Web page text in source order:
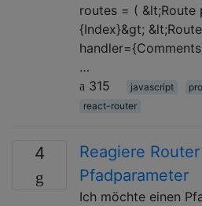
routes = ( &lt;Route
{Index}&gt;
…
315
javascript
react-router
4
Reagiere
Pfadparameter
Ich möchte einen